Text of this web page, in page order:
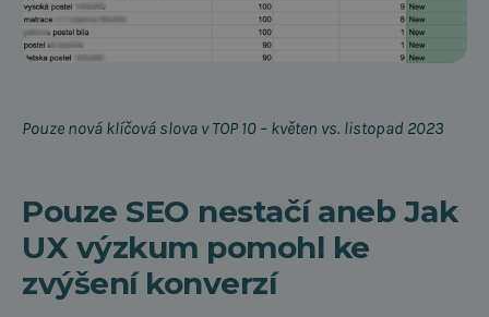
Pouze nová klíčová slova v TOP 10 – květen vs. listopad 2023
Pouze SEO nestačí aneb Jak
UX výzkum pomohl ke
zvýšení konverzí